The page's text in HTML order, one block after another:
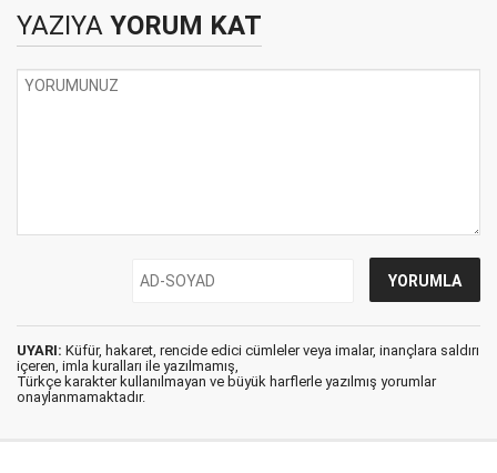
YAZIYA YORUM KAT
UYARI: Küfür, hakaret, rencide edici cümleler veya imalar, inançlara saldırı
içeren, imla kuralları ile yazılmamış,
Türkçe karakter kullanılmayan ve büyük harflerle yazılmış yorumlar
onaylanmamaktadır.